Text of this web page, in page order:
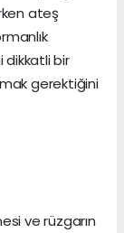
ateş
bir
gerektiğini
ve rüzgarın